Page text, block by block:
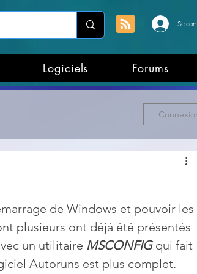
Se
Logiciels Forums
Graphisme
de Windows et pouvoir les
plusieurs ont déjà été présentés
un utilitaire MSCONFIG qui fait
Autoruns est plus complet.